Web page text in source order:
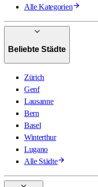
Alle Kategorien
Beliebte Städte
Zürich
Genf
Lausanne
Bern
Basel
Winterthur
Lugano
Alle Städte